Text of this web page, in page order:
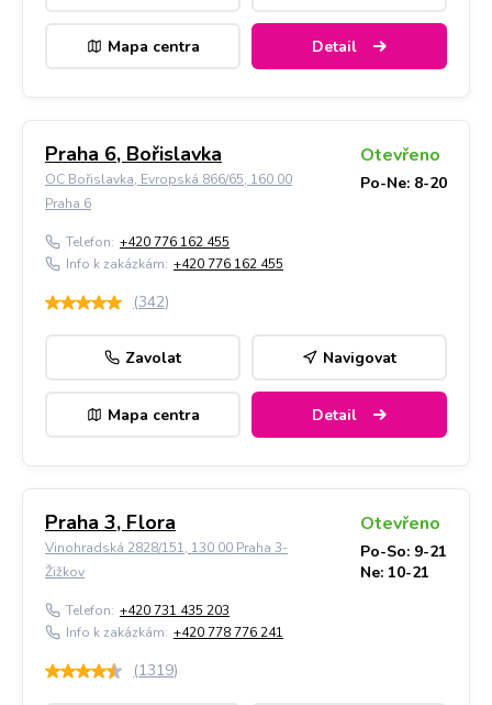
Mapa centra Detail
Praha 6, Bořislavka
OC Bořislavka, Evropská 866/65, 160 00
Praha 6
Otevřeno
Po-Ne: 8-20
Telefon: +420 776 162 455
Info k zakázkám: +420 776 162 455
(342)
Zavolat Navigovat
Mapa centra Detail
Praha 3, Flora
Vinohradská 2828/151, 130 00 Praha 3-
Žižkov
Otevřeno
Po-So: 9-21
Ne: 10-21
Telefon: +420 731 435 203
Info k zakázkám: +420 778 776 241
(1319)